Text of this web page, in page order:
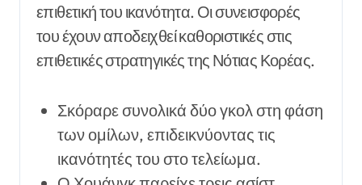
επιθετική του ικανότητα. Οι συνεισφορές
του έχουν αποδειχθεί καθοριστικές στις
επιθετικές στρατηγικές της Νότιας Κορέας.
Σκόραρε συνολικά δύο γκολ στη φάση
των ομίλων, επιδεικνύοντας τις
ικανότητές του στο τελείωμα.